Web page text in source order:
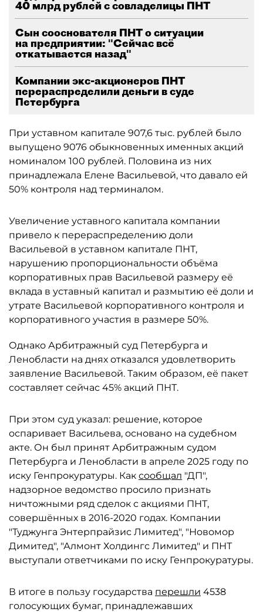
40 млрд рублей с совладелицы ПНТ
Сын сооснователя ПНТ о ситуации
на предприятии: "Сейчас всё
откатывается назад"
Компании экс-акционеров ПНТ
перераспределили деньги в суде
Петербурга
При уставном капитале 907,6 тыс. рублей было
выпущено 9076 обыкновенных именных акций
номиналом 100 рублей. Половина из них
принадлежала Елене Васильевой, что давало ей
50% контроля над терминалом.
Увеличение уставного капитала компании
привело к перераспределению доли
Васильевой в уставном капитале ПНТ,
нарушению пропорциональности объёма
корпоративных прав Васильевой размеру её
вклада в уставный капитал и размытию её доли и
утрате Васильевой корпоративного контроля и
корпоративного участия в размере 50%.
Однако Арбитражный суд Петербурга и
Ленобласти на днях отказался удовлетворить
заявление Васильевой. Таким образом, её пакет
составляет сейчас 45% акций ПНТ.
При этом суд указал: решение, которое
оспаривает Васильева, основано на судебном
акте. Он был принят Арбитражным судом
Петербурга и Ленобласти в апреле 2025 году по
иску Генпрокуратуры. Как сообщал "ДП",
надзорное ведомство просило признать
ничтожными ряд сделок с акциями ПНТ,
совершённых в 2016-2020 годах. Компании
"Туджунга Энтерпрайзис Лимитед", "Новомор
Димитед", "Алмонт Холдингс Лимитед" и ПНТ
выступали ответчиками по иску Генпрокуратуры.
В итоге в пользу государства перешли 4538
голосующих бумаг, принадлежавших